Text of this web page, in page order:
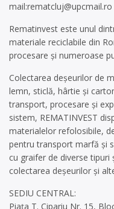
mail:rematcluj@upcmail.ro
Rematinvest este unul
materiale reciclabile din
procesare și numeroase
Colectarea deșeurilor de
lemn, sticlă, hârtie și
transport, procesare și
sistem, REMATINVEST
materialelor refolosibile,
pentru transport marfă şi
cu graifer de diverse
colectarea deşeurilor și
SEDIU CENTRAL:
Piața T. Cipariu Nr. 15,